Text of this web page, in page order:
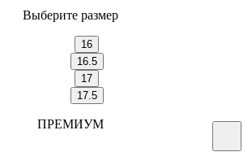
Выберите размер
16
16.5
17
17.5
ПРЕМИУМ